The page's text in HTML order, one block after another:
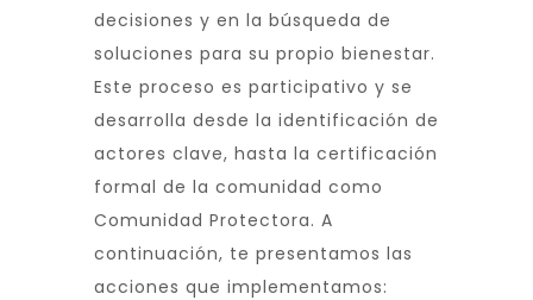
decisiones y en la búsqueda de
soluciones para su propio bienestar.
Este proceso es participativo y se
desarrolla desde la identificación de
actores clave, hasta la certificación
formal de la comunidad como
Comunidad Protectora. A
continuación, te presentamos las
acciones que implementamos: